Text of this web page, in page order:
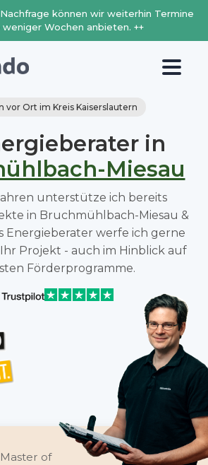
können wir weiterhin Termine
weniger Wochen anbieten. ++
vor Ort im Kreis Kaiserslautern
in
Miesau
unterstütze ich bereits
in Bruchmühlbach-Miesau &
Energieberater werfe ich gerne
Projekt - auch im Hinblick auf
Förderprogramme.
of